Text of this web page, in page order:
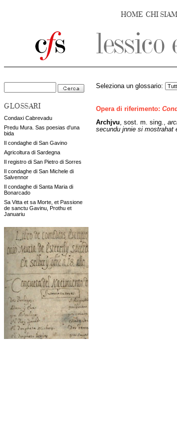
HOME CHI
GLOSSARI
Condaxi Cabrevadu
Predu Mura. Sas poesias d'una
bida
Il condaghe di San Gavino
Agricoltura di Sardegna
Il registro di San Pietro di Sorres
Il condaghe di San Michele di
Salvennor
Il condaghe di Santa Maria di
Bonarcado
Sa Vitta et sa Morte, et Passione
de sanctu Gavinu, Prothu et
Januariu
Seleziona un glossario:
Opera di riferimento:
Archjvu
sost. m. sing.,
secundu jnnie si mostrahat